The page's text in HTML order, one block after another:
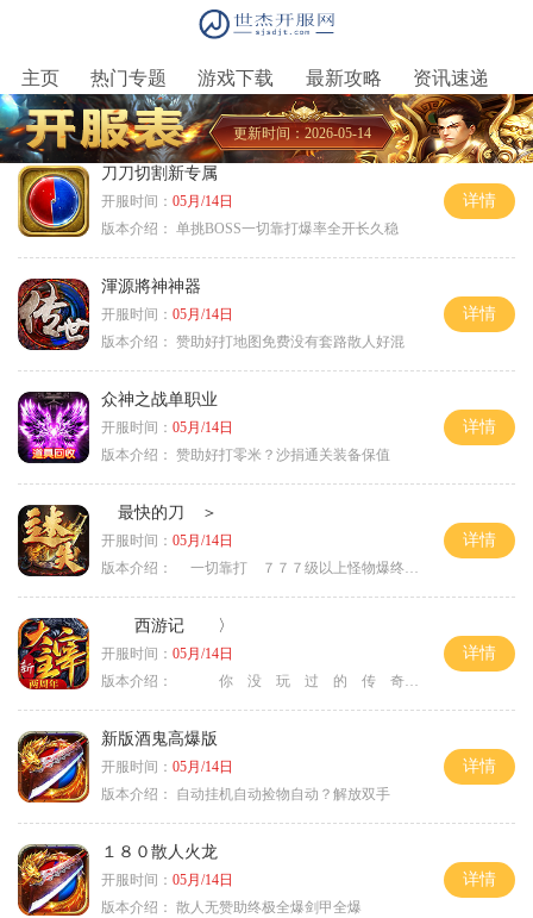
主页 热门专题 游戏下载 最新攻略 资讯速递
更新时间：2026-05-14
刀刀切割新专属
开服时间： 05月/14日
版本介绍： 单挑BOSS一切靠打爆率全开长久稳
详情
渾源將神神器
开服时间： 05月/14日
版本介绍： 赞助好打地图免费没有套路散人好混
详情
众神之战单职业
开服时间： 05月/14日
版本介绍： 赞助好打零米？沙捐通关装备保值
详情
最快的刀 ＞
开服时间： 05月/14日
版本介绍：
一切靠打 ７７７级以上怪物爆终极 ＞
详情
西游记 〉
开服时间： 05月/14日
版本介绍：
你 没 玩 过 的 传 奇 〉
详情
新版酒鬼高爆版
开服时间： 05月/14日
版本介绍：
自动挂机自动捡物自动？解放双手
详情
１８０散人火龙
开服时间： 05月/14日
版本介绍： 散人无赞助终极全爆剑甲全爆
详情